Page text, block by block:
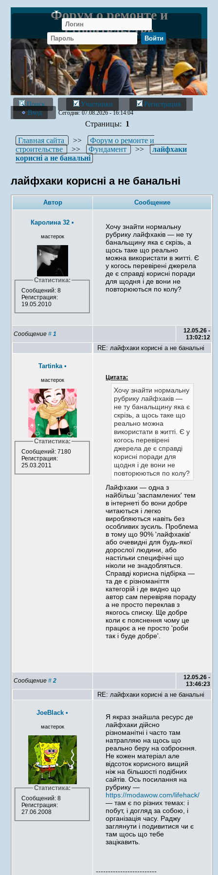
Форум о ремонте и
строительстве
Поиск Участники
Регистрация
Вход
Сегодня: 07.08.2026 - 16:14:04
Страницы: 1
Главная сайта
>>
Форум о ремонте и
строительстве
>> Фундамент >>
лайфхаки
корисні а не банальні
лайфхаки корисні а не банальні
Автор Сообщение
Каролина 32 •
мастерок
Статистика:
Сообщений: 8
Регистрация:
19.05.2010
Хочу знайти нормальну
рубрику лайфхаків — не ту
банальщину яка є скрізь, а
щось таке що реально
можна використати в житті. Є
у когось перевірені джерела
де є справді корисні поради
для щодня і де вони не
повторюються по колу?
Сообщение#1
12.05.26 -
13:02:12
RE: лайфхаки корисні а не банальні
Tartinka •
мастерок
Статистика:
Сообщений: 7180
Регистрация:
25.03.2011
Цитата:
Хочу знайти нормальну
рубрику лайфхаків —
не ту банальщину яка є
скрізь, а щось таке що
реально можна
використати в житті. Є у
когось перевірені
джерела де є справді
корисні поради для
щодня і де вони не
повторюються по колу?
Лайфхаки — одна з
найбільш 'заспамлених' тем
в інтернеті бо вони добре
читаються і легко
виробляються навіть без
особливих зусиль. Проблема
в тому що 90% 'лайфхаків'
або очевидні для будь-якої
дорослої людини, або
настільки специфічні що
ніколи не знадобляться.
Справді корисна підбірка —
та де є різноманіття
категорій і де видно що
автор сам перевіряв пораду
а не просто переклав з
якогось списку. Ще добре
коли є пояснення чому це
працює а не просто 'роби
так і буде добре'.
Сообщение#2
12.05.26 -
13:46:23
RE: лайфхаки корисні а не банальні
JoeBlack •
мастерок
Статистика:
Сообщений: 8
Регистрация:
27.06.2008
Я якраз знайшла ресурс де
лайфхаки дійсно
різноманітні і часто там
натрапляю на щось що
реально беру на озброєння.
Не кожен матеріал але
відсоток корисного вищий
ніж на більшості подібних
сайтів. Ось посилання на
рубрику —
https://modawow.com/lifehack/
— там є по різних темах: і
побут, і догляд за собою, і
організація часу. Раджу
заглянути і подивитися чи є
там щось що тебе
зацікавить.
-------------------------